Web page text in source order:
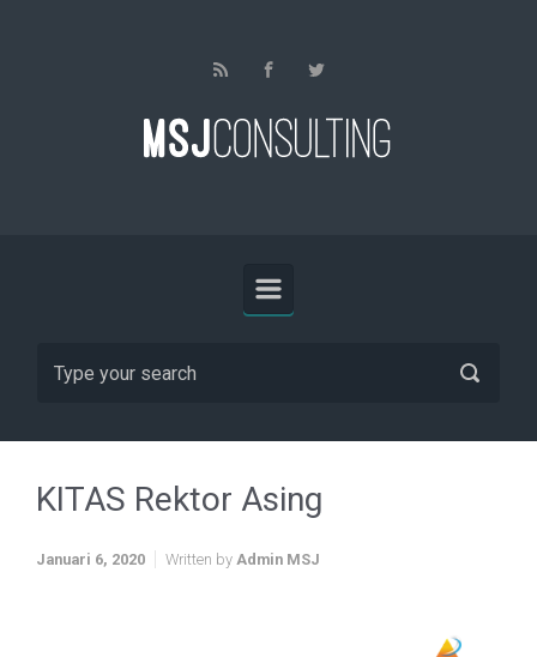
KITAS Rektor Asing
Januari 6, 2020 Written by Admin MSJ